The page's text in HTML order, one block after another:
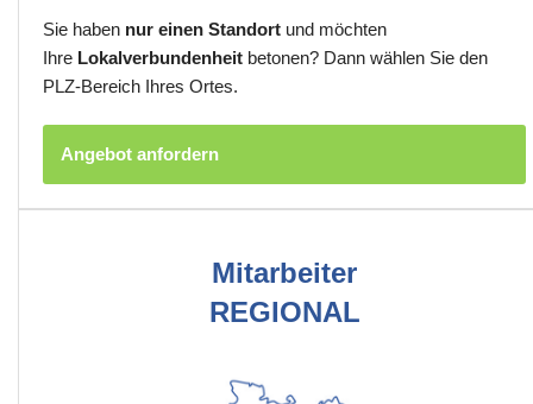
Sie haben nur einen Standort und möchten
Ihre Lokalverbundenheit betonen? Dann wählen Sie den
PLZ-Bereich Ihres Ortes.
Angebot anfordern
Mitarbeiter
REGIONAL